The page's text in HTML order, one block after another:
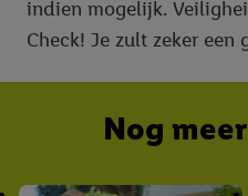
indien mogelijk.
Check! Je zult zeker een
Nog